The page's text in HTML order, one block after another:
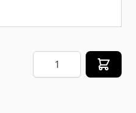
Quantité